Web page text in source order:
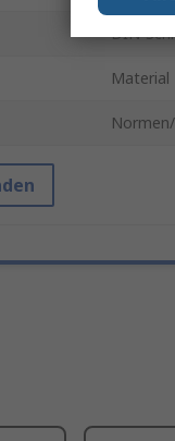
DIN-
Material